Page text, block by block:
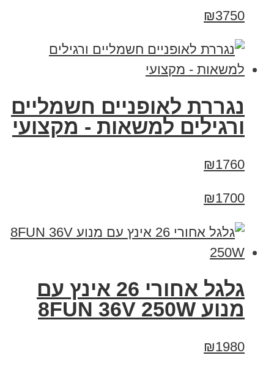
₪3750
נגררת לאופניים חשמליים
ורגילים למשאות - מקצועי
₪1760
₪1700
גלגל אחורי 26 אינץ עם
מנוע 8FUN 36V 250W
₪1980